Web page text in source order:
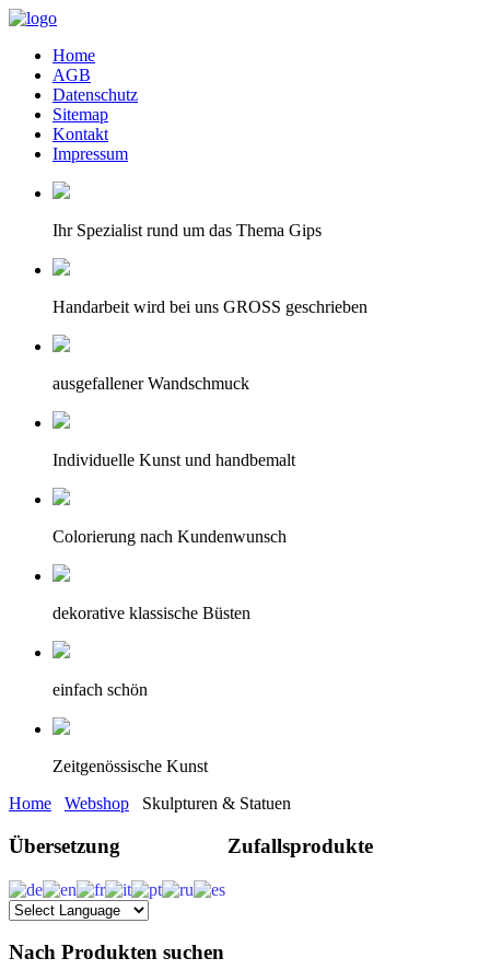
Home
AGB
Datenschutz
Sitemap
Kontakt
Impressum
Ihr Spezialist rund um das Thema Gips
Handarbeit wird bei uns GROSS geschrieben
ausgefallener Wandschmuck
Individuelle Kunst und handbemalt
Colorierung nach Kundenwunsch
dekorative klassische Büsten
einfach schön
Zeitgenössische Kunst
Home
Webshop Skulpturen & Statuen
Übersetzung
Nach Produkten suchen
Zufallsprodukte